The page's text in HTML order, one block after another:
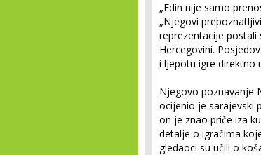
„Edin nije samo
„Njegovi
reprezentacije postali
Hercegovini.
i ljepotu igre direktno
Njegovo poznavanje
ocijenio je sarajevski
on je znao priče iza
detalje o igračima
gledaoci su učili o